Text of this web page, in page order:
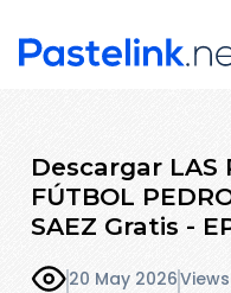
Descargar LAS
FÚTBOL
SAEZ Gratis -
20 May 2026